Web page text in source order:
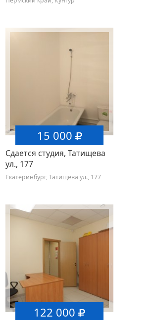
15 000
Сдается студия, Татищева
ул., 177
Екатеринбург, Татищева ул., 177
122 000